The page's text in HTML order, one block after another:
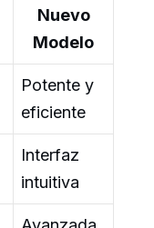
Nuevo
Modelo
Potente y
eficiente
Interfaz
intuitiva